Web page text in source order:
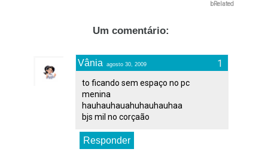
bRelated
Um comentário:
Vânia agosto 30, 2009
to ficando sem espaço no pc
menina
hauhauhauahuhauhauhaa
bjs mil no corçaão
Responder